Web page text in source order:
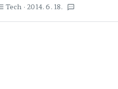
http://ppa.launchpad.net/
Tech · 2014. 6. 18. textsms